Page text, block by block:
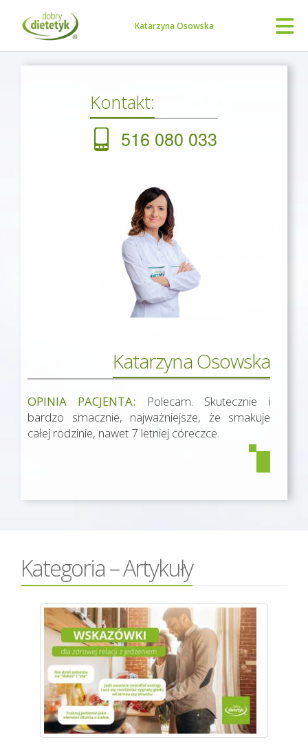
Katarzyna Osowska
Kontakt:
516 080 033
Katarzyna Osowska
OPINIA PACJENTA: Polecam. Skutecznie i
bardzo smacznie, najważniejsze, że smakuje
całej rodzinie, nawet 7 letniej córeczce.
Kategoria – Artykuły